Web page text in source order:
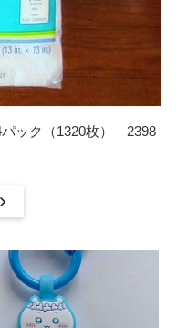
ック（1320枚） 2398